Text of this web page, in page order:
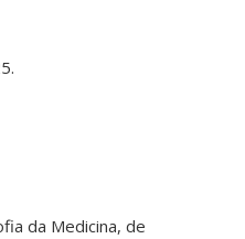
da Medicina, de